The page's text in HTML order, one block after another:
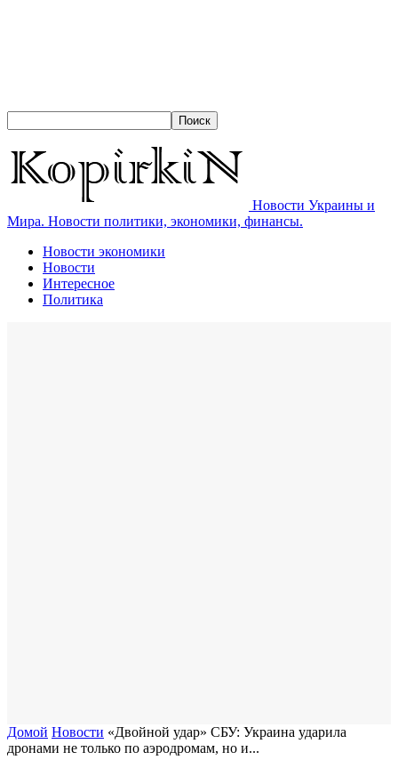
Новости Украины и
Мира. Новости политики, экономики, финансы.
Новости экономики
Новости
Интересное
Политика
Домой Новости «Двойной удар» СБУ: Украина ударила
дронами не только по аэродромам, но и...